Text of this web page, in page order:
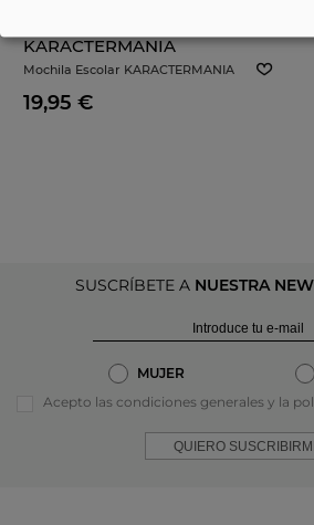
KARACTERMANIA
Mochila Escolar KARACTERMANIA
09642 Cars 3 En Color Rojo
19,95 €
SUSCRÍBETE A NUESTRA
MUJER
Acepto las condiciones generales y la
QUIERO